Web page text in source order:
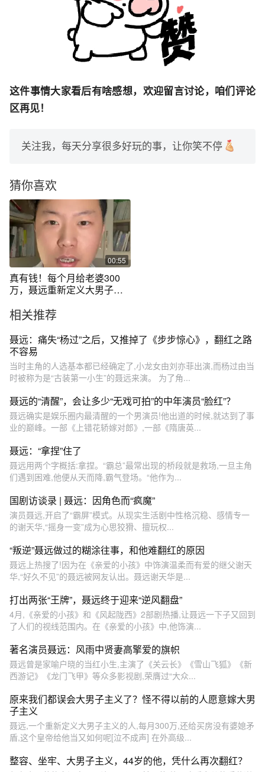
这件事情大家看后有啥感想，欢迎留言讨论，咱们评论
区再见！
关注我，每天分享很多好玩的事，让你笑不停
猜你喜欢
00:55
真有钱！每个月给老婆300
万，聂远重新定义大男子主
手 #热搜话题 #聂远秦子越婚
姻家庭亲子综艺 #大男子主义
相关推荐
聂远：痛失“杨过”之后，又推掉了《步步惊心》，翻红之路
不容易
当时主角的人选基本都已经确定了,小龙女由刘亦菲出演,而杨过由当
时被称为是“古装第一小生”的聂远来演。 为了角...
聂远的“清醒”，会让多少“无戏可拍”的中年演员“脸红”？
聂远确实是娱乐圈内最清醒的一个男演员!他出道的时候,就达到了事
业的巅峰。一部《上错花轿嫁对郎》,一部《隋唐英...
聂远：“拿捏”住了
聂远用两个字概括:拿捏。“霸总”最常出现的桥段就是救场,一旦主角
们遇到困难,他便从天而降,霸气登场。“他作为...
国剧访谈录 | 聂远：因角色而“疯魔”
演员聂远,开启了“霸屏”模式。从现实生活剧中性格沉稳、感情专一
的谢天华,“摇身一变”成为心思狡猾、擅玩权...
“叛逆”聂远做过的糊涂往事，和他难翻红的原因
聂远上热搜了!因为在《亲爱的小孩》中饰演温柔而有爱的继父谢天
华,“好久不见”的聂远被网友认出。聂远谢天华是...
打出两张“王牌”，聂远终于迎来“逆风翻盘”
4月,《亲爱的小孩》和《风起陇西》2部剧热播,让聂远一下子又回到
了人们的视线范围内。在《亲爱的小孩》中,他饰演...
著名演员聂远：风雨中贤妻高擎爱的旗帜
聂远曾是家喻户晓的当红小生,主演了《关云长》《雪山飞狐》《新
西游记》《龙门飞甲》等众多影视剧,荣膺过“大众...
原来我们都误会大男子主义了？怪不得以前的人愿意嫁大男
子主义
聂远,一个重新定义大男子主义的人,每月300万,还给买房没有婆媳矛
盾,这个皇帝给他当又如何呢[泣不成声] 在外高级...
整容、坐牢、大男子主义，44岁的他，凭什么再次翻红？